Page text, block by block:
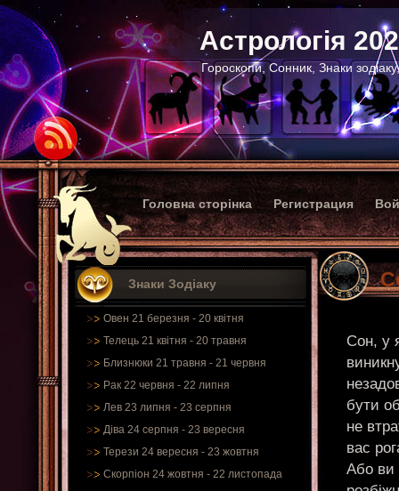
Астрологія
Гороскопи, Сонник, Знаки
Головна сторінка Регистрация
Знаки Зодіаку
Овен 21 березня - 20 квітня
Телець 21 квітня - 20 травня
Близнюки 21 травня - 21 червня
Рак 22 червня - 22 липня
Лев 23 липня - 23 серпня
Діва 24 серпня - 23 вересня
Терези 24 вересня - 23 жовтня
Скорпіон 24 жовтня - 22 листопада
Сон, у
бути
не
вас
Або ви